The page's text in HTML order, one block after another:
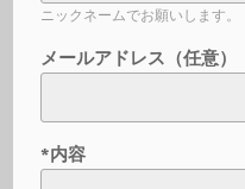
ニックネームでお願いします。
メールアドレス（任意）
*内容